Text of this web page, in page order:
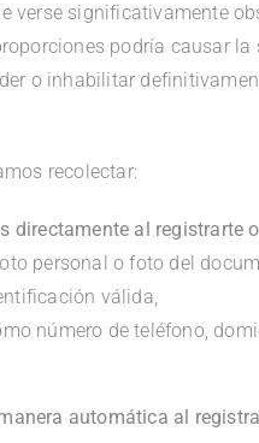
verse significativamente
podría causar
o inhabilitar
recolectar:
directamente al registrarte
personal o foto del
válida,
número de teléfono,
automática al